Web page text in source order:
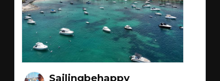
Sailingbehappy